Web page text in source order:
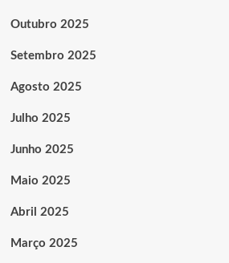
Outubro 2025
Setembro 2025
Agosto 2025
Julho 2025
Junho 2025
Maio 2025
Abril 2025
Março 2025